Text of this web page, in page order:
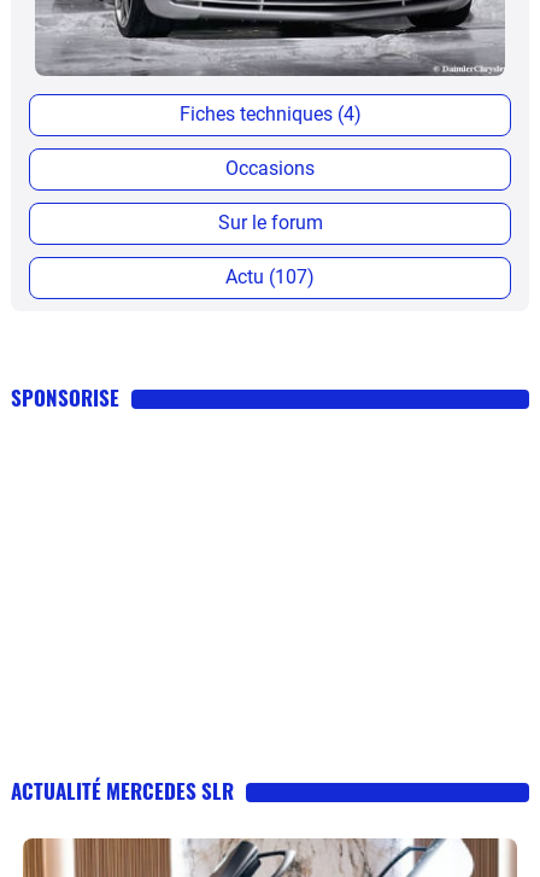
Fiches techniques (4)
Occasions
Sur le forum
Actu (107)
SPONSORISE
ACTUALITÉ MERCEDES SLR